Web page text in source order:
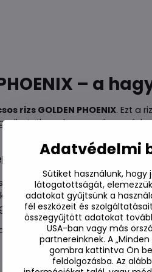
– a
rizs GOLDEN PHOENIX. Ezt a
a hagyományos
hogy a szemek
gyümölcsökkel vagy
rizstípus garanciája a
minőségű rizzsel. A
Adatvédelmi
Sütiket használunk, hogy
látogatottságát,
adatokat gyűjtsünk a
fél eszközeit és
összegyűjtött adatokat
USA-ban vagy más
partnereinknek. A
gombra kattintva Ön
feldolgozásba. Az